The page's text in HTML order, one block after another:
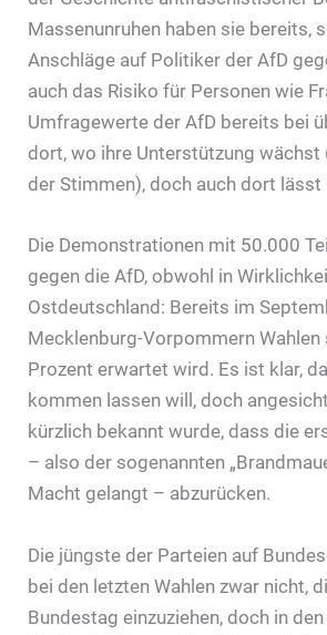
Massenunruhen haben sie bereits,
Anschläge auf Politiker der AfD
auch das Risiko für Personen wie
Umfragewerte der AfD bereits bei
dort, wo ihre Unterstützung
der Stimmen), doch auch dort lässt
Die Demonstrationen mit 50.000
gegen die AfD, obwohl in
Ostdeutschland: Bereits im
Mecklenburg-Vorpommern
Prozent erwartet wird. Es ist klar,
kommen lassen will, doch
kürzlich bekannt wurde, dass die
– also der sogenannten
Macht gelangt – abzurücken.
Die jüngste der Parteien auf
bei den letzten Wahlen zwar nicht,
Bundestag einzuziehen, doch in